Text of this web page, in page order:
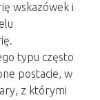
wskazówek i
typu często
postacie, w
z którymi